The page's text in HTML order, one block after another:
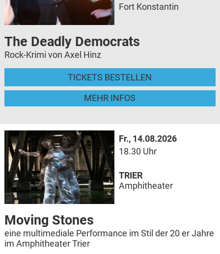
The Deadly Democrats
Rock-Krimi von Axel Hinz
TICKETS BESTELLEN
MEHR INFOS
Fort Konstantin
Fr., 14.08.2026
18.30 Uhr
Moving Stones
eine multimediale Performance im Stil der 20 er Jahre
im Amphitheater Trier
TRIER
Amphitheater